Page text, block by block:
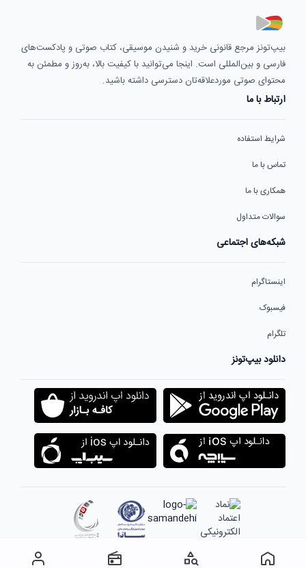
بیپ‌تونز مرجع قانونی خرید و شنیدن موسیقی، کتاب صوتی و پادکست‌های
فارسی و بین‌المللی است. اینجا می‌توانید با کیفیت بالا، به‌روز و مطمئن به
محتوای صوتی موردعلاقه‌تان دسترسی داشته باشید.
ارتباط با ما
شرایط استفاده
تماس با ما
همکاری با ما
سوالات متداول
شبکه‌های اجتماعی
اینستاگرام
فیسبوک
تلگرام
دانلود بیپ‌تونز